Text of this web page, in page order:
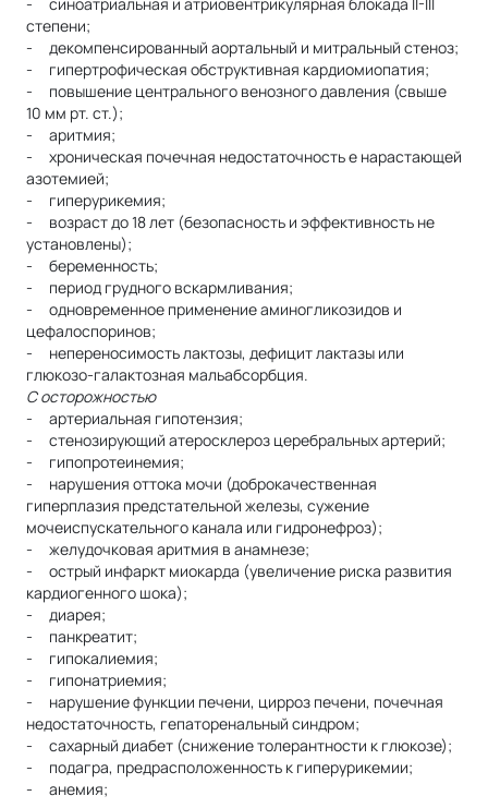
степени;
- декомпенсированный аортальный и митральный стеноз;
- гипертрофическая обструктивная кардиомиопатия;
- повышение центрального венозного давления (свыше
10 мм рт. ст.);
- аритмия;
- хроническая почечная недостаточность е нарастающей
азотемией;
- гиперурикемия;
- возраст до 18 лет (безопасность и эффективность не
установлены);
- беременность;
- период грудного вскармливания;
- одновременное применение аминогликозидов и
цефалоспоринов;
- непереносимость лактозы, дефицит лактазы или
глюкозо-галактозная мальабсорбция.
С осторожностью
- артериальная гипотензия;
- стенозирующий атеросклероз церебральных артерий;
- гипопротеинемия;
- нарушения оттока мочи (доброкачественная
гиперплазия предстательной железы, сужение
мочеиспускательного канала или гидронефроз);
- желудочковая аритмия в анамнезе;
- острый инфаркт миокарда (увеличение риска развития
кардиогенного шока);
- диарея;
- панкреатит;
- гипокалиемия;
- гипонатриемия;
- нарушение функции печени, цирроз печени, почечная
недостаточность, гепаторенальный синдром;
- сахарный диабет (снижение толерантности к глюкозе);
- подагра, предрасположенность к гиперурикемии;
- анемия;